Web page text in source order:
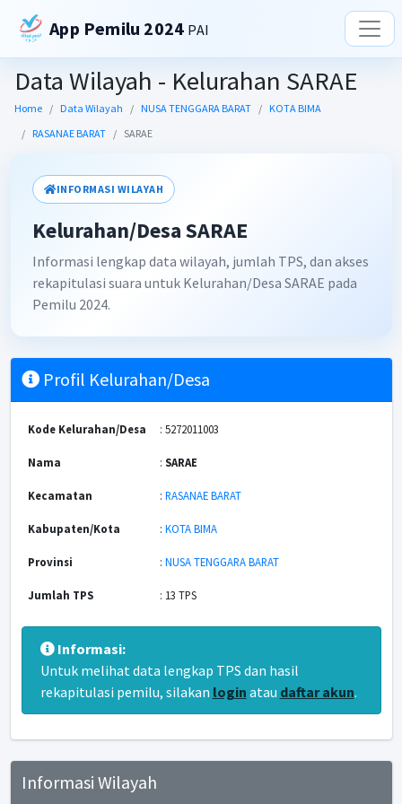
App Pemilu 2024 PAI
Data Wilayah - Kelurahan SARAE
Home Data Wilayah NUSA TENGGARA BARAT
KOTA BIMA
RASANAE BARAT
SARAE
INFORMASI WILAYAH
Kelurahan/Desa SARAE
Informasi lengkap data wilayah, jumlah TPS, dan akses
rekapitulasi suara untuk Kelurahan/Desa SARAE pada
Pemilu 2024.
Profil Kelurahan/Desa
Kode Kelurahan/Desa : 5272011003
Nama : SARAE
Kecamatan : RASANAE BARAT
Kabupaten/Kota : KOTA BIMA
Provinsi : NUSA TENGGARA BARAT
Jumlah TPS : 13 TPS
Informasi:
Untuk melihat data lengkap TPS dan hasil
rekapitulasi pemilu, silakan login atau daftar akun.
Informasi Wilayah